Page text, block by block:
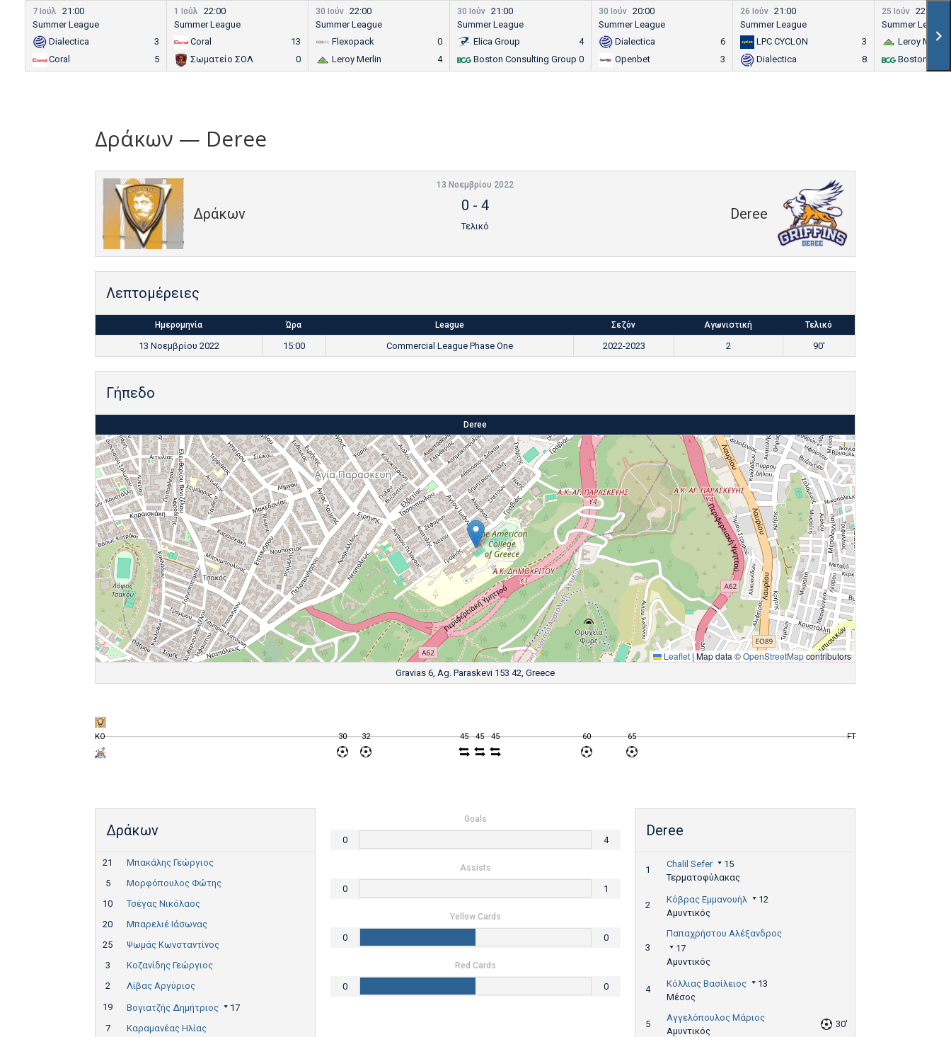
25 Ιούν 22:00
Summer League
Leroy Merlin
Boston
26 Ιούν 21:00
Summer League
LPC CYCLON
3
Dialectica
8
30 Ιούν 20:00
Summer League
Dialectica
6
Openbet
3
30 Ιούν 21:00
Summer League
Elica Group
4
Boston Consulting Group 0
30 Ιούν 22:00
Summer League
Flexopack
0
Leroy Merlin
4
1 Ιούλ
22:00
Summer League
Coral
13
Σωματείο ΣΟΛ
0
7 Ιούλ
21:00
Summer League
Dialectica
3
Coral
5
Δράκων — Deree
Δράκων Deree
13 Νοεμβρίου 2022
0 -4
Τελικό
Λεπτομέρειες
Ημερομηνία Ώρα League Σεζόν Αγωνιστική Τελικό
13 Νοεμβρίου 2022 15:00 Commercial League Phase One 2022-2023 2 90'
Γήπεδο
Deree
Leaflet |Map data ©OpenStreetMapcontributors
Gravias 6, Ag. Paraskevi 153 42, Greece
KO 30 32 45 45 45 60 65 FT
Δράκων
21
Μπακάλης Γεώργιος
5
Μορφόπουλος Φώτης
10
Τσέγας Νικόλαος
20
Μπαρελιέ Ιάσωνας
25
Ψωμάς Κωνσταντίνος
3
Κοζανίδης Γεώργιος
2
Λίβας Αργύριος
19
Βογιατζής Δημήτριος
17
7
Καραμανέας Ηλίας
Deree
1
Chalil Sefer
15
Τερματοφύλακας
2
Κόβρας Εμμανουήλ
12
Αμυντικός
3
Παπαχρήστου Αλέξανδρος
17
Αμυντικός
4
Κόλλιας Βασίλειος
13
Μέσος
5
Αγγελόπουλος Μάριος
Αμυντικός
30'
Goals
0 4
Assists
0 1
Yellow Cards
0 0
Red Cards
0 0